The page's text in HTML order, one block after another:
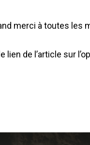
merci à toutes les
lien de l’article sur